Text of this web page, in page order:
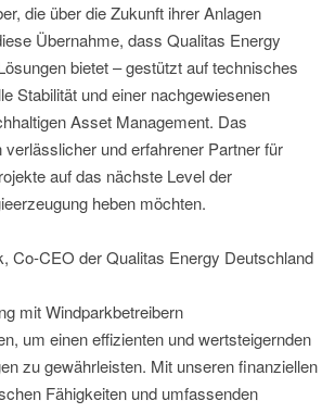
die über die Zukunft ihrer Anlagen
Übernahme, dass Qualitas Energy
bietet – gestützt auf technisches
Stabilität und einer nachgewiesenen
Asset Management. Das
verlässlicher und erfahrener Partner für
auf das nächste Level der
heben möchten.
Co-CEO der Qualitas Energy Deutschland
mit Windparkbetreibern
um einen effizienten und wertsteigernden
zu gewährleisten. Mit unseren finanziellen
Fähigkeiten und umfassenden